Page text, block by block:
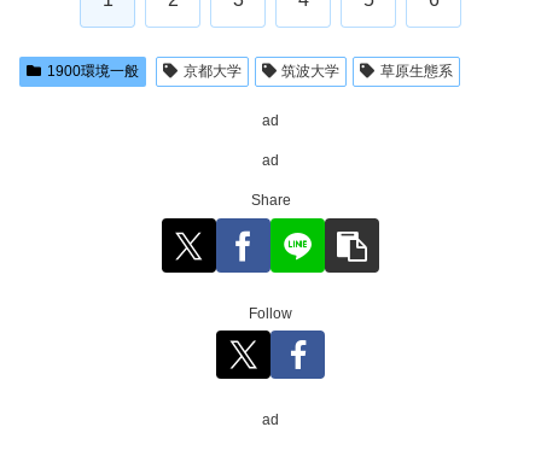
1900環境一般 京都大学 筑波大学 草原生態系
ad
ad
Share
Follow
ad